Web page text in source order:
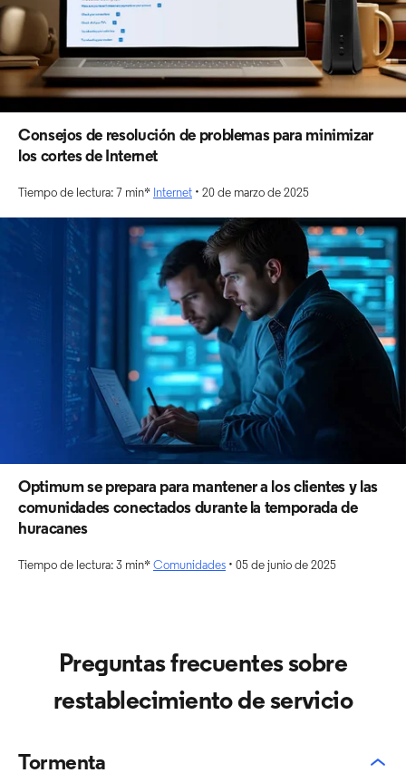
Consejos de resolución de problemas para minimizar
los cortes de Internet
Tiempo de lectura: 7 min* Internet • 20 de marzo de 2025
Optimum se prepara para mantener a los clientes y las
comunidades conectados durante la temporada de
huracanes
Tiempo de lectura: 3 min* Comunidades • 05 de junio de 2025
Preguntas frecuentes sobre
restablecimiento de servicio
Tormenta